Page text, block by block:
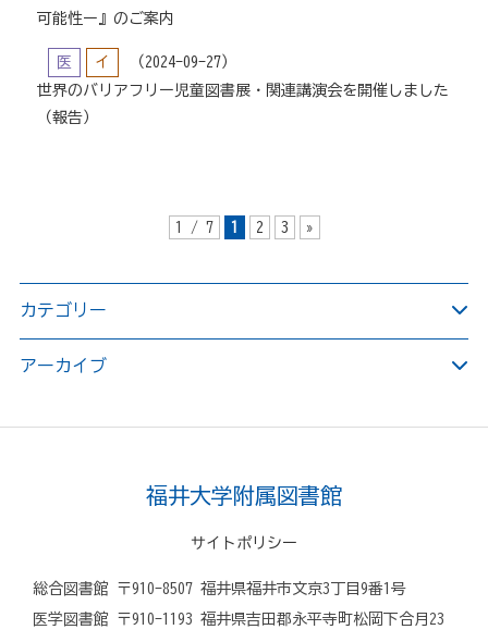
可能性ー』のご案内
医 イ
（2024-09-27）
世界のバリアフリー児童図書展・関連講演会を開催しました
（報告）
1 / 7 1 2 3 »
カテゴリー
アーカイブ
福井大学附属図書館
サイトポリシー
総合図書館 〒910-8507 福井県福井市文京3丁目9番1号
医学図書館 〒910-1193 福井県吉田郡永平寺町松岡下合月23